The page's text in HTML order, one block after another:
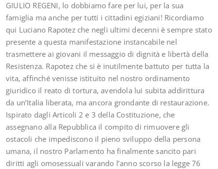
GIULIO REGENI, lo dobbiamo fare per lui, per la sua
famiglia ma anche per tutti i cittadini egiziani! Ricordiamo
qui Luciano Rapotez che negli ultimi decenni è sempre stato
presente a questa manifestazione instancabile nel
trasmettere ai giovani il messaggio di dignità e libertà della
Resistenza. Rapotez che si è inutilmente battuto per tutta la
vita, affinché venisse istituito nel nostro ordinamento
giuridico il reato di tortura, avendola lui subita addirittura
da un’Italia liberata, ma ancora grondante di restaurazione.
Ispirato dagli Articoli 2 e 3 della Costituzione, che
assegnano alla Repubblica il compito di rimuovere gli
ostacoli che impediscono il pieno sviluppo della persona
umana, il nostro Parlamento ha finalmente sancito pari
diritti agli omosessuali varando l’anno scorso la legge 76